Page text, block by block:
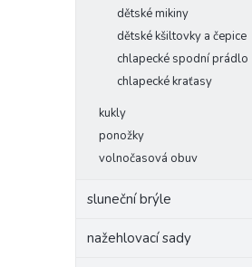
dětské mikiny
dětské kšiltovky a čepice
chlapecké spodní prádlo
chlapecké kraťasy
kukly
ponožky
volnočasová obuv
sluneční brýle
nažehlovací sady